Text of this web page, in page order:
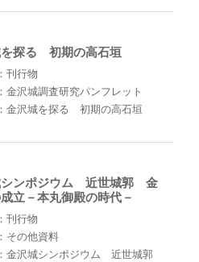
を探る 初期の高石垣
刊行物
金沢城調査研究パンフレット
金沢城を探る 初期の高石垣
シンポジウム 近世城郭 金
立－本丸御殿の時代－
刊行物
その他資料
金沢城シンポジウム 近世城郭